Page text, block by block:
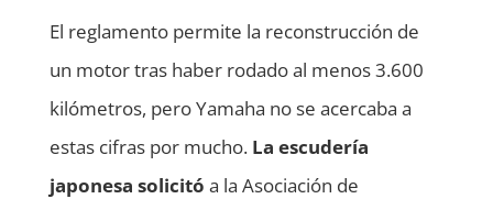
El reglamento permite la reconstrucción de
un motor tras haber rodado al menos 3.600
kilómetros, pero Yamaha no se acercaba a
estas cifras por mucho. La escudería
japonesa solicitó a la Asociación de